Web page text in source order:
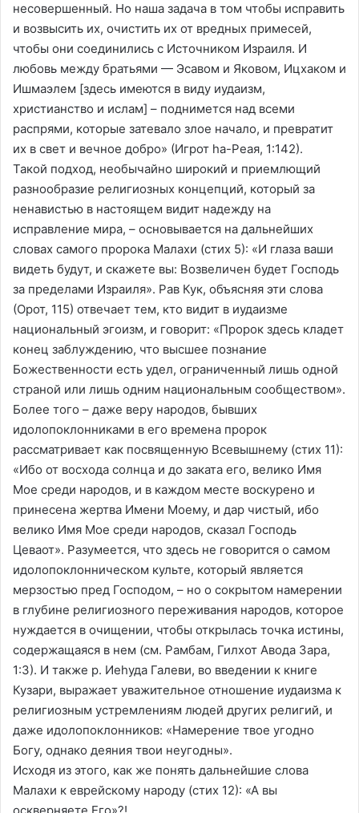
несовершенный. Но наша задача в том чтобы исправить
и возвысить их, очистить их от вредных примесей,
чтобы они соединились с Источником Израиля. И
любовь между братьями — Эсавом и Яковом, Ицхаком и
Ишмаэлем [здесь имеются в виду иудаизм,
христианство и ислам] – поднимется над всеми
распрями, которые затевало злое начало, и превратит
их в свет и вечное добро» (Игрот hа-Реая, 1:142).
Такой подход, необычайно широкий и приемлющий
разнообразие религиозных концепций, который за
ненавистью в настоящем видит надежду на
исправление мира, – основывается на дальнейших
словах самого пророка Малахи (стих 5): «И глаза ваши
видеть будут, и скажете вы: Возвеличен будет Господь
за пределами Израиля». Рав Кук, объясняя эти слова
(Орот, 115) отвечает тем, кто видит в иудаизме
национальный эгоизм, и говорит: «Пророк здесь кладет
конец заблуждению, что высшее познание
Божественности есть удел, ограниченный лишь одной
страной или лишь одним национальным сообществом».
Более того – даже веру народов, бывших
идолопоклонниками в его времена пророк
рассматривает как посвященную Всевышнему (стих 11):
«Ибо от восхода солнца и до заката его, велико Имя
Мое среди народов, и в каждом месте воскурено и
принесена жертва Имени Моему, и дар чистый, ибо
велико Имя Мое среди народов, сказал Господь
Цеваот». Разумеется, что здесь не говорится о самом
идолопоклонническом культе, который является
мерзостью пред Господом, – но о сокрытом намерении
в глубине религиозного переживания народов, которое
нуждается в очищении, чтобы открылась точка истины,
содержащаяся в нем (см. Рамбам, Гилхот Авода Зара,
1:3). И также р. Иеhуда Галеви, во введении к книге
Кузари, выражает уважительное отношение иудаизма к
религиозным устремлениям людей других религий, и
даже идолопоклонников: «Намерение твое угодно
Богу, однако деяния твои неугодны».
Исходя из этого, как же понять дальнейшие слова
Малахи к еврейскому народу (стих 12): «А вы